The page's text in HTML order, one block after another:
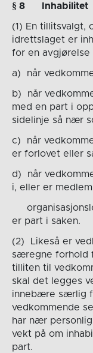
§ 8 Inhabilitet
(1) En tillitsvalgt,
idrettslaget er
for en
a) når
b) når
med en part i
sidelinje så nær
c) når
er forlovet eller
d) når
i, eller er
er part i saken.
(2) Likeså er
særegne forhold
tilliten til
skal det legges
innebære særlig
vedkommende
har nær
vekt på om
part.